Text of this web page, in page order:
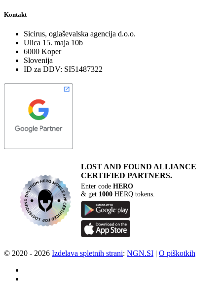
Kontakt
Sicirus, oglaševalska agencija d.o.o.
Ulica 15. maja 10b
6000 Koper
Slovenija
ID za DDV: SI51487322
LOST AND FOUND ALLIANCE
CERTIFIED PARTNERS.
Enter codeHERO
& get 1000 HERQ tokens.
© 2020 - 2026 Izdelava spletnih strani: NGN.SI | O piškotkih